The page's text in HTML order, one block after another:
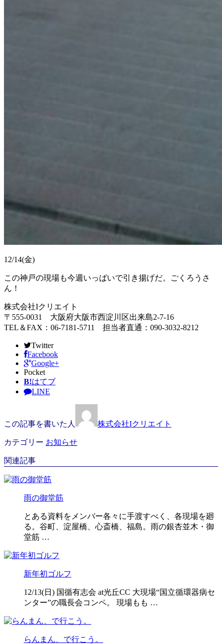
12/14(金)
この神戸の現場も今週いっぱいで引き揚げだ。ごくろうさ
ん！
株式会社Iクリエイト
〒555-0031 大阪府大阪市西淀川区出来島2-7-16
TEL＆FAX：06-7181-5711 担当者直通：090-3032-8212
Twitter
Facebook
Google+
Pocket
B!はてブ
LINE
この記事を書いた人 株式会社Iクリエイト
カテゴリー お知らせ
関連記事
雨の御堂筋
とある資料をメンバー各々に手渡すべく、各現場を廻
る。谷町、淀屋橋、心斎橋、福島。雨の銀杏並木・御
堂筋 …
新年初ゴルフ
12/13(日) 国循有志会 at光丘CC 大現場“国立循環器病セ
ンター”の職長会コンペ。 現場もも …
らんまん、で行こう。